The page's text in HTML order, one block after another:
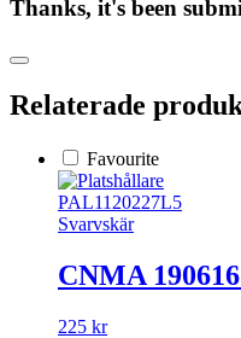
Thanks, it's been
Relaterade
Favourite
PAL1120227L5
Svarvskär
CNMA
225 kr